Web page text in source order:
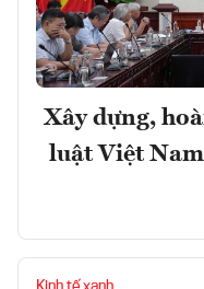
Xây dựng,
luật Việt